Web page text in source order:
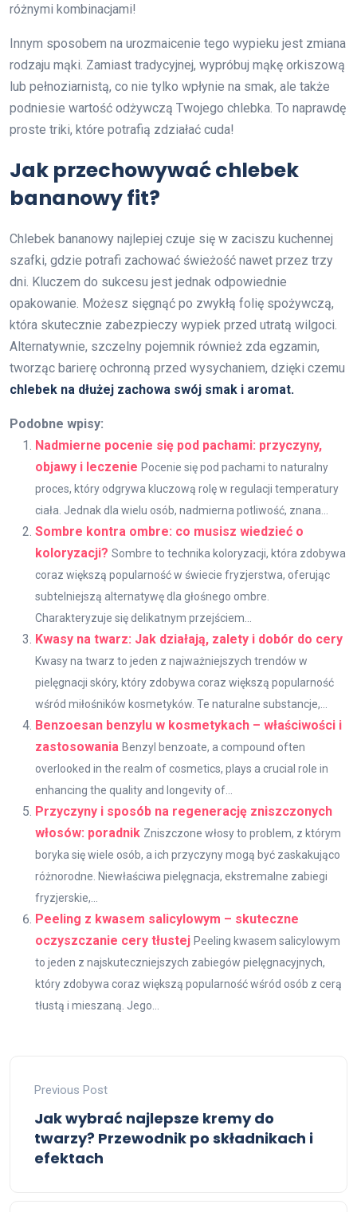
różnymi kombinacjami!
Innym sposobem na urozmaicenie tego wypieku jest zmiana
rodzaju mąki. Zamiast tradycyjnej, wypróbuj mąkę orkiszową
lub pełnoziarnistą, co nie tylko wpłynie na smak, ale także
podniesie wartość odżywczą Twojego chlebka. To naprawdę
proste triki, które potrafią zdziałać cuda!
Jak przechowywać chlebek
bananowy fit?
Chlebek bananowy najlepiej czuje się w zaciszu kuchennej
szafki, gdzie potrafi zachować świeżość nawet przez trzy
dni. Kluczem do sukcesu jest jednak odpowiednie
opakowanie. Możesz sięgnąć po zwykłą folię spożywczą,
która skutecznie zabezpieczy wypiek przed utratą wilgoci.
Alternatywnie, szczelny pojemnik również zda egzamin,
tworząc barierę ochronną przed wysychaniem, dzięki czemu
chlebek na dłużej zachowa swój smak i aromat.
Podobne wpisy:
Nadmierne pocenie się pod pachami: przyczyny,
objawy i leczenie Pocenie się pod pachami to naturalny
proces, który odgrywa kluczową rolę w regulacji temperatury
ciała. Jednak dla wielu osób, nadmierna potliwość, znana...
Sombre kontra ombre: co musisz wiedzieć o
koloryzacji? Sombre to technika koloryzacji, która zdobywa
coraz większą popularność w świecie fryzjerstwa, oferując
subtelniejszą alternatywę dla głośnego ombre.
Charakteryzuje się delikatnym przejściem...
Kwasy na twarz: Jak działają, zalety i dobór do cery
Kwasy na twarz to jeden z najważniejszych trendów w
pielęgnacji skóry, który zdobywa coraz większą popularność
wśród miłośników kosmetyków. Te naturalne substancje,...
Benzoesan benzylu w kosmetykach – właściwości i
zastosowania Benzyl benzoate, a compound often
overlooked in the realm of cosmetics, plays a crucial role in
enhancing the quality and longevity of...
Przyczyny i sposób na regenerację zniszczonych
włosów: poradnik Zniszczone włosy to problem, z którym
boryka się wiele osób, a ich przyczyny mogą być zaskakująco
różnorodne. Niewłaściwa pielęgnacja, ekstremalne zabiegi
fryzjerskie,...
Peeling z kwasem salicylowym – skuteczne
oczyszczanie cery tłustej Peeling kwasem salicylowym
to jeden z najskuteczniejszych zabiegów pielęgnacyjnych,
który zdobywa coraz większą popularność wśród osób z cerą
tłustą i mieszaną. Jego...
Previous Post
Jak wybrać najlepsze kremy do
twarzy? Przewodnik po składnikach i
efektach